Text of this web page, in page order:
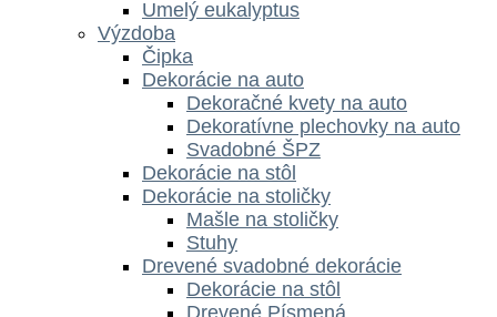
Umelý eukalyptus
Výzdoba
Čipka
Dekorácie na auto
Dekoračné kvety na auto
Dekoratívne plechovky na auto
Svadobné ŠPZ
Dekorácie na stôl
Dekorácie na stoličky
Mašle na stoličky
Stuhy
Drevené svadobné dekorácie
Dekorácie na stôl
Drevené Písmená